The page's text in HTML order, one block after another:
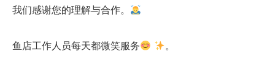
我们感谢您的理解与合作。
鱼店工作人员每天都微笑服务 。